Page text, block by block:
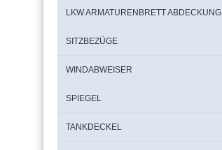
LKW ARMATURENBRETT ABDECKUNG
SITZBEZÜGE
WINDABWEISER
SPIEGEL
TANKDECKEL